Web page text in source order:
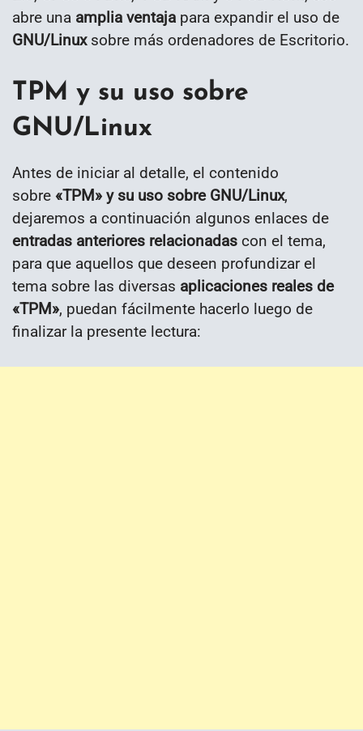
abre una amplia ventaja para expandir el uso de
GNU/Linuxsobre más ordenadores de Escritorio.
TPM y su uso sobre
GNU/Linux
Antes de iniciar al detalle, el contenido
sobre «TPM» y su uso sobre GNU/Linux,
dejaremos a continuación algunos enlaces de
entradas anteriores relacionadas con el tema,
para que aquellos que deseen profundizar el
tema sobre las diversas aplicaciones reales de
«TPM», puedan fácilmente hacerlo luego de
finalizar la presente lectura: